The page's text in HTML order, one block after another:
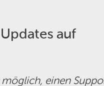
auf
möglich, einen